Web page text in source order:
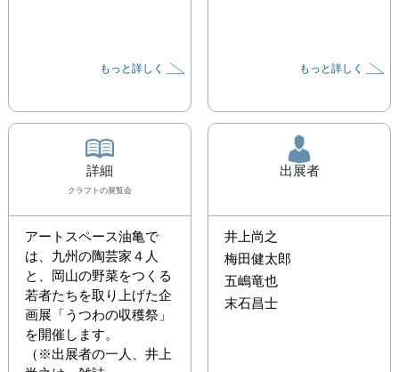
もっと詳しく もっと詳しく
詳細
クラフト の展覧会
アートスペース油亀で
は、九州の陶芸家４人
と、岡山の野菜をつくる
若者たちを取り上げた企
画展「うつわの収穫祭」
を開催します。
（※出展者の一人、井上
出展者
井上尚之
梅田健太郎
五嶋竜也
末石昌士